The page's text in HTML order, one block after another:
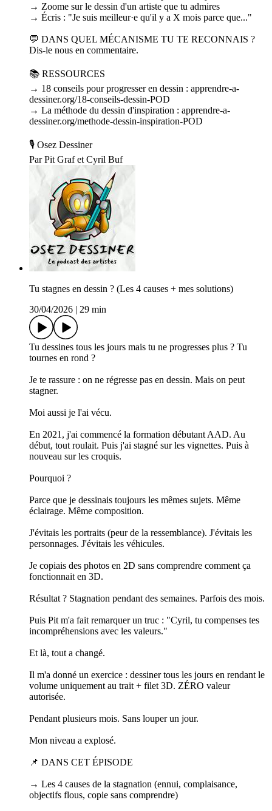
→ Zoome sur le dessin d'un artiste que tu admires
→ Écris : "Je suis meilleur·e qu'il y a X mois parce que..."
💬 DANS QUEL MÉCANISME TU TE RECONNAIS ?
Dis-le nous en commentaire.
📚 RESSOURCES
→ 18 conseils pour progresser en dessin : apprendre-a-
dessiner.org/18-conseils-dessin-POD
→ La méthode du dessin d'inspiration : apprendre-a-
dessiner.org/methode-dessin-inspiration-POD
🎙️ Osez Dessiner
Par Pit Graf et Cyril Buf
Tu stagnes en dessin ? (Les 4 causes + mes solutions)
30/04/2026
29 min
Tu dessines tous les jours mais tu ne progresses plus ? Tu
tournes en rond ?
Je te rassure : on ne régresse pas en dessin. Mais on peut
stagner.
Moi aussi je l'ai vécu.
En 2021, j'ai commencé la formation débutant AAD. Au
début, tout roulait. Puis j'ai stagné sur les vignettes. Puis à
nouveau sur les croquis.
Pourquoi ?
Parce que je dessinais toujours les mêmes sujets. Même
éclairage. Même composition.
J'évitais les portraits (peur de la ressemblance). J'évitais les
personnages. J'évitais les véhicules.
Je copiais des photos en 2D sans comprendre comment ça
fonctionnait en 3D.
Résultat ? Stagnation pendant des semaines. Parfois des mois.
Puis Pit m'a fait remarquer un truc : "Cyril, tu compenses tes
incompréhensions avec les valeurs."
Et là, tout a changé.
Il m'a donné un exercice : dessiner tous les jours en rendant le
volume uniquement au trait + filet 3D. ZÉRO valeur
autorisée.
Pendant plusieurs mois. Sans louper un jour.
Mon niveau a explosé.
📌 DANS CET ÉPISODE
→ Les 4 causes de la stagnation (ennui, complaisance,
objectifs flous, copie sans comprendre)